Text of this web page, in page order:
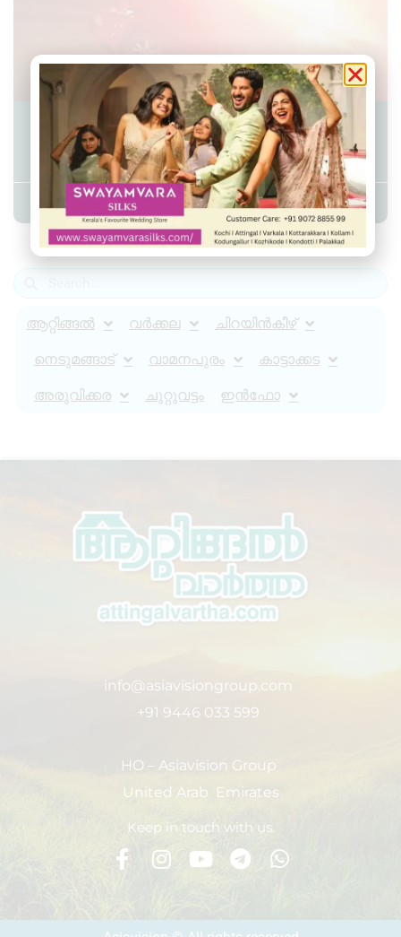
ആറ്റിങ്ങലിൽ കാറിന് തീപിടിച്ചു
Admin YS September 13, 2025 9:43 am
ആറ്റിങ്ങൽ വർക്കല ചിറയിൻകീഴ്
നെടുമങ്ങാട് വാമനപുരം കാട്ടാക്കട
അരുവിക്കര ചുറ്റുവട്ടം ഇൻഫോ
info@asiavisiongroup.com
+91 9446 033 599
HO – Asiavision Group
United Arab Emirates
Keep in touch with us.